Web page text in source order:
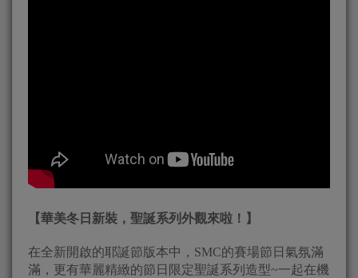
【華美冬日新裝，聖誕系列外觀來啦！】
在全新開啟的耶誕節版本中，SMC的賽場節日氣氛滿
滿，更有華麗精緻的節日限定聖誕系列造型~一起在機